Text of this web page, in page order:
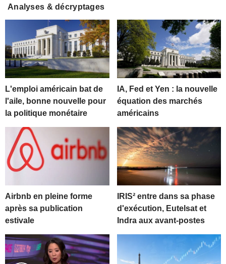
Analyses & décryptages
L'emploi américain bat de
l'aile, bonne nouvelle pour
la politique monétaire
IA, Fed et Yen : la nouvelle
équation des marchés
américains
Airbnb en pleine forme
après sa publication
estivale
IRIS² entre dans sa phase
d'exécution, Eutelsat et
Indra aux avant-postes